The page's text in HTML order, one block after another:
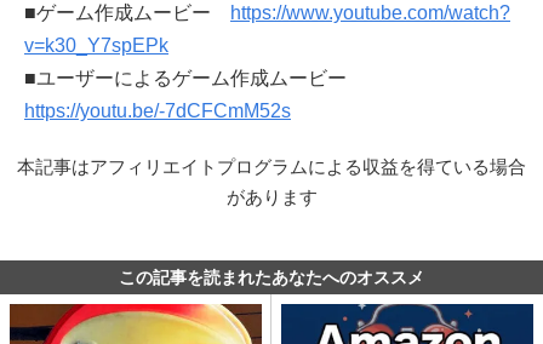
■ゲーム作成ムービー
https://www.youtube.com/watch?
v=k30_Y7spEPk
■ユーザーによるゲーム作成ムービー
https://youtu.be/-7dCFCmM52s
本記事はアフィリエイトプログラムによる収益を得ている場合
があります
この記事を読まれたあなたへのオススメ